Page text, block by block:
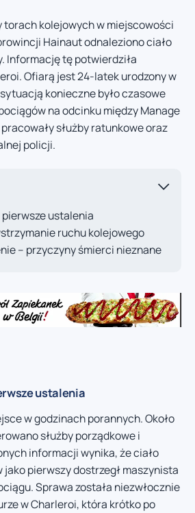
torach kolejowych w miejscowości
Hainaut odnaleziono ciało
Informację tę potwierdziła
Ofiarą jest 24-latek urodzony w
konieczne było czasowe
na odcinku między Manage
służby ratunkowe oraz
policji.
ustalenia
ruchu kolejowego
– przyczyny śmierci nieznane
ustalenia
w godzinach porannych. Około
służby porządkowe i
informacji wynika, że ciało
jako pierwszy dostrzegł maszynista
Sprawa została niezwłocznie
w Charleroi, która krótko po